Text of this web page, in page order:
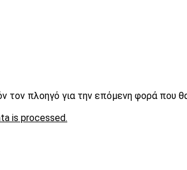
τον πλοηγό για την επόμενη φορά που
is processed.